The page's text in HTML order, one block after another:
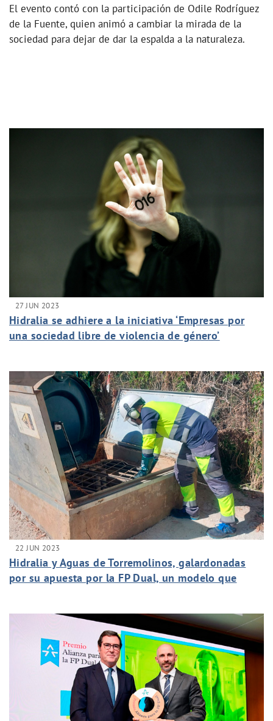
El evento contó con la participación de Odile Rodríguez
de la Fuente, quien animó a cambiar la mirada de la
sociedad para dejar de dar la espalda a la naturaleza.
27 JUN 2023
Hidralia se adhiere a la iniciativa ‘Empresas por
una sociedad libre de violencia de género’
22 JUN 2023
Hidralia y Aguas de Torremolinos, galardonadas
por su apuesta por la FP Dual, un modelo que